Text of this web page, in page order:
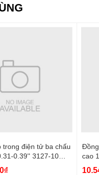
trong điện tử ba chấu
0.39'' 3127-10
cao